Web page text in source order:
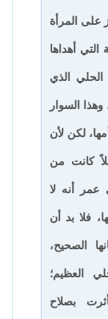
على المرأة
أهداها
الحلي الذي
وهذا السوار
لكن لأن
كانت من
عمر أنه لا
فلا بد أن
الصحيح،
العظيم؛
بصلاح